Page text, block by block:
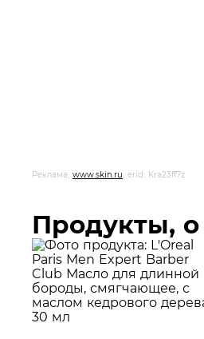
Реклама, www.skin.ru, erid: Kra23ff7z
Продукты,